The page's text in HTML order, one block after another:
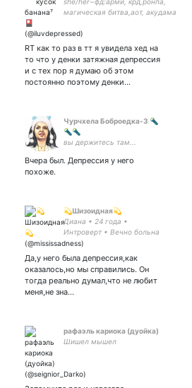
магическая битва,аот, акудама
нагито×хаджиме×миу×кокичи×саша
✨
RT как то раз в тт я увидела хед на
то что у денки затяжная депрессия
и с тех пор я думаю об этом
постоянно поэтому денки…
Чурчхела Боброедка-3 🔦
🔦🔦
вы держитесь там...
Вчера был. Депрессия у него
похоже.
💫Шизоидная💫
Диана • 24 года •
Интроверт • Вечно больна
💊Люблю юмор • животных
без смысловой нагрузки🤷‍
На булочки со сгущёнкой:
4817 7601 2776 4334
Да,у него была депрессия,как
оказалось,но мы справились. Он
тогда реально думал,что не любит
меня,не зна…
рафаэль кариока (дуойка)
Шишел мышел